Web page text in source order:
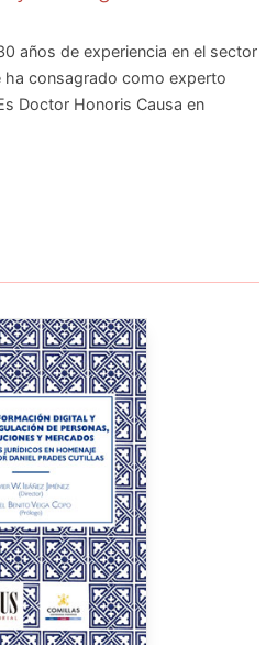
años de experiencia en el sector
ha consagrado como experto
Doctor Honoris Causa en
por la UNED, con
ejercicio como magistrado
Javier pasó a ocuparse
Jurídica Contenciosa del BBVA,
16 años. Todo ello le permitió
de Compliance, Protección de
Your Own Devices) y otras
como el abogado referencia
que es hoy día. Otra de las
nuestro responsable de litigios ha
Socio de Ecix, al Gobierno de
Unión Europea- en la creación
Protección de Datos
Javier es miembro de la
de Profesionales de la
(Asociación Española para el